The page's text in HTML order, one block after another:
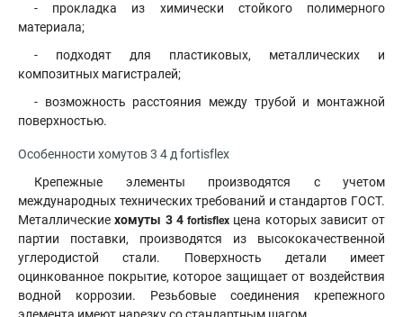
- прокладка из химически стойкого полимерного
материала;
- подходят для пластиковых, металлических и
композитных магистралей;
- возможность расстояния между трубой и монтажной
поверхностью.
Особенности хомутов 3 4 д fortisflex
Крепежные элементы производятся с учетом
международных технических требований и стандартов ГОСТ.
Металлическиехомуты 3 4 fortisflex цена которых зависит от
партии поставки, производятся из высококачественной
углеродистой стали. Поверхность детали имеет
оцинкованное покрытие, которое защищает от воздействия
водной коррозии. Резьбовые соединения крепежного